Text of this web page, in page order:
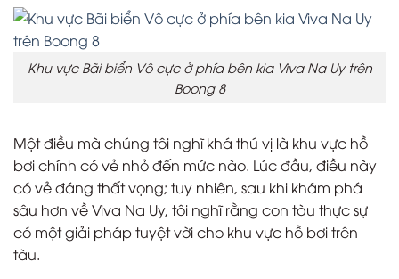
Khu vực Bãi biển Vô cực ở phía bên kia Viva Na Uy trên
Boong 8
Một điều mà chúng tôi nghĩ khá thú vị là khu vực hồ
bơi chính có vẻ nhỏ đến mức nào. Lúc đầu, điều này
có vẻ đáng thất vọng; tuy nhiên, sau khi khám phá
sâu hơn về Viva Na Uy, tôi nghĩ rằng con tàu thực sự
có một giải pháp tuyệt vời cho khu vực hồ bơi trên
tàu.